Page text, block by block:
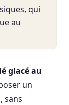
qui
au
glacé au
un
sans